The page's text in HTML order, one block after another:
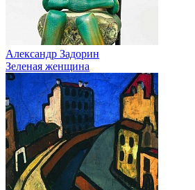
Александр Задорин
Зеленая женщина